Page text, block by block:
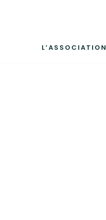
L’ASSOCIATION